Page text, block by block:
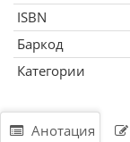
ISBN
Баркод
Категории
Анотация